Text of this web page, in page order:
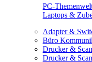
PC-
Laptops &
Adapter &
Büro
Drucker &
Drucker &